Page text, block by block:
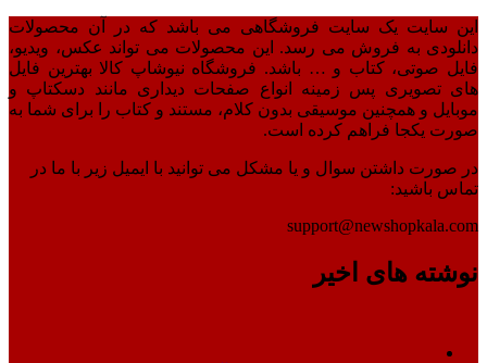
این سایت یک سایت فروشگاهی می باشد که در آن محصولات
دانلودی به فروش می رسد. این محصولات می تواند عکس، ویدیو،
فایل صوتی، کتاب و … باشد. فروشگاه نیوشاپ کالا بهترین فایل
های تصویری پس زمینه انواع صفحات دیداری مانند دسکتاپ و
موبایل و همچنین موسیقی بدون کلام، مستند و کتاب را برای شما به
صورت یکجا فراهم کرده است.
در صورت داشتن سوال و یا مشکل می توانید با ایمیل زیر با ما در
تماس باشید:
support@newshopkala.com
نوشته های اخیر